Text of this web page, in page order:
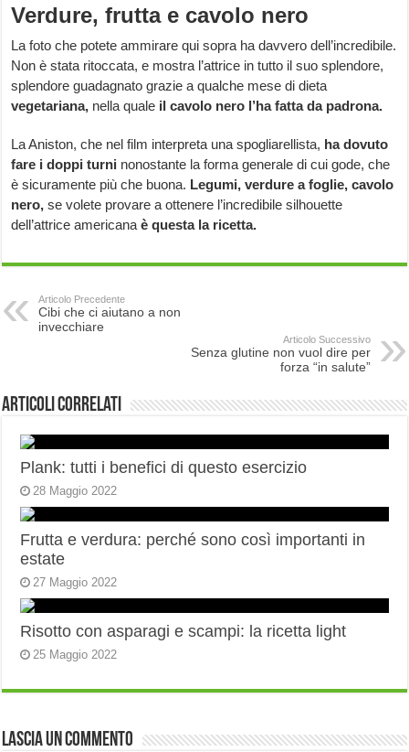
Verdure, frutta e cavolo nero
La foto che potete ammirare qui sopra ha davvero dell’incredibile.
Non è stata ritoccata, e mostra l’attrice in tutto il suo splendore,
splendore guadagnato grazie a qualche mese di dieta
vegetariana, nella quale il cavolo nero l’ha fatta da padrona.
La Aniston, che nel film interpreta una spogliarellista, ha dovuto
fare i doppi turni nonostante la forma generale di cui gode, che
è sicuramente più che buona. Legumi, verdure a foglie, cavolo
nero,se volete provare a ottenere l’incredibile silhouette
dell’attrice americanaè questa la ricetta.
Articolo Precedente
Cibi che ci aiutano a non
invecchiare
Articolo Successivo
Senza glutine non vuol dire per
forza “in salute”
Articoli correlati
Plank: tutti i benefici di questo esercizio
28 Maggio 2022
Frutta e verdura: perché sono così importanti in
estate
27 Maggio 2022
Risotto con asparagi e scampi: la ricetta light
25 Maggio 2022
Lascia un commento